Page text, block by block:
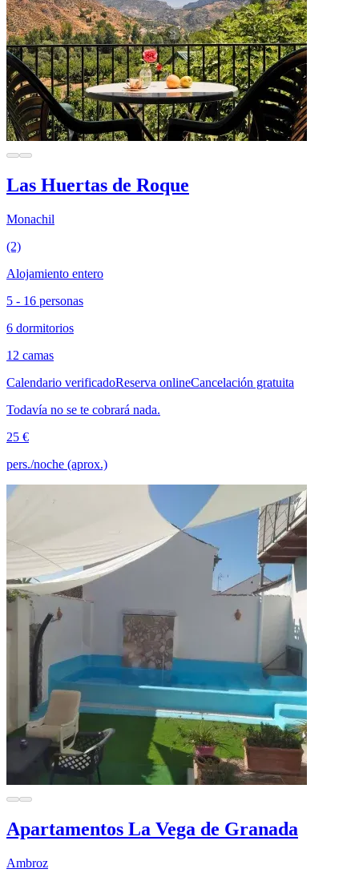
Las Huertas de Roque
Monachil
(2)
Alojamiento entero
5 - 16 personas
6 dormitorios
12 camas
Calendario verificadoReserva onlineCancelación gratuita
Todavía no se te cobrará nada.
25 €
pers./noche (aprox.)
Apartamentos La Vega de Granada
Ambroz